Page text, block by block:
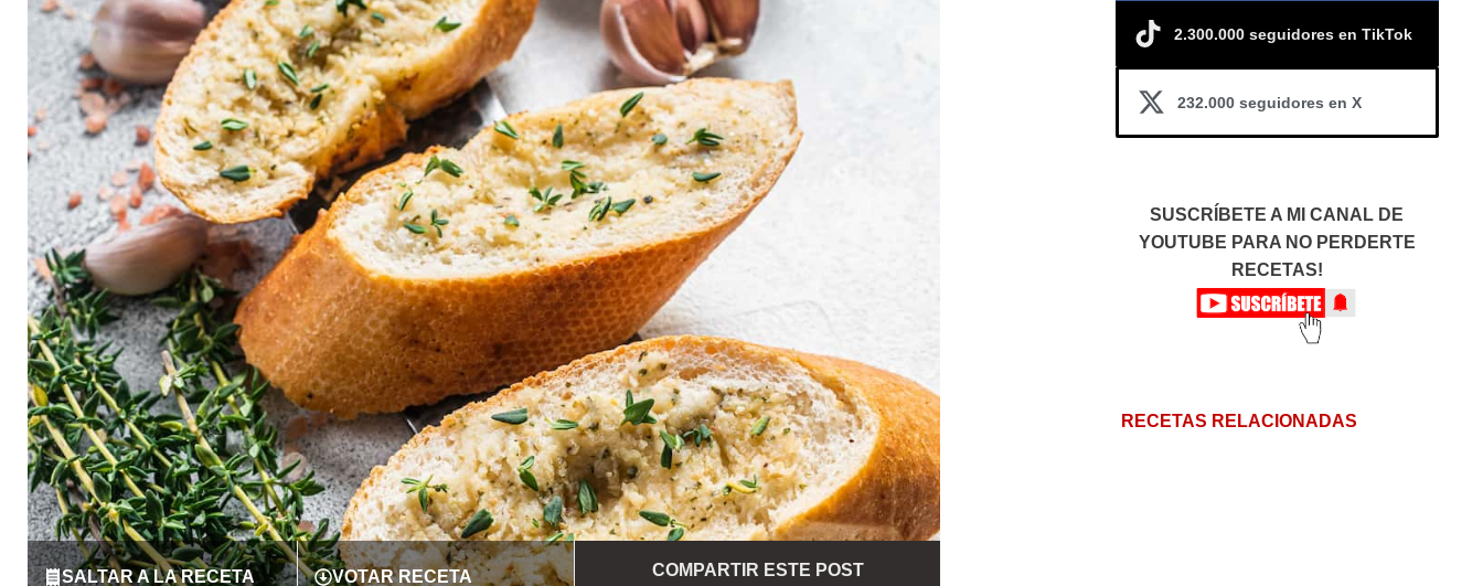
SALTAR A LA RECETA VOTAR RECETA COMPARTIR ESTE POST
2.300.000 seguidores en TikTok
232.000 seguidores en X
SUSCRÍBETE A MI CANAL DE
YOUTUBE PARA NO PERDERTE
RECETAS!
RECETAS RELACIONADAS